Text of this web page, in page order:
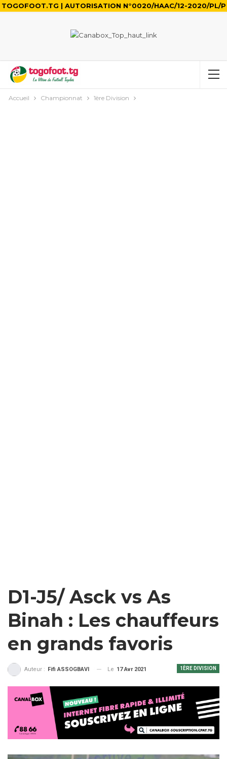
TOGOFOOT.TG | AUTORISATION N°0020/HAAC/12-2020/PL/P
Accueil Championnat 1ère Division
D1-J5/ Asck vs As
Binah : Les chauffeurs
en grands favoris
1ÈRE DIVISION
Auteur : Fifi ASSOGBAVI Le 17 Avr 2021